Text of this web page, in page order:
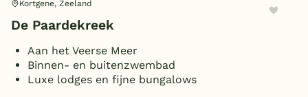
Kortgene, Zeeland
De Paardekreek
Aan het Veerse Meer
Binnen- en buitenzwembad
Luxe lodges en fijne bungalows